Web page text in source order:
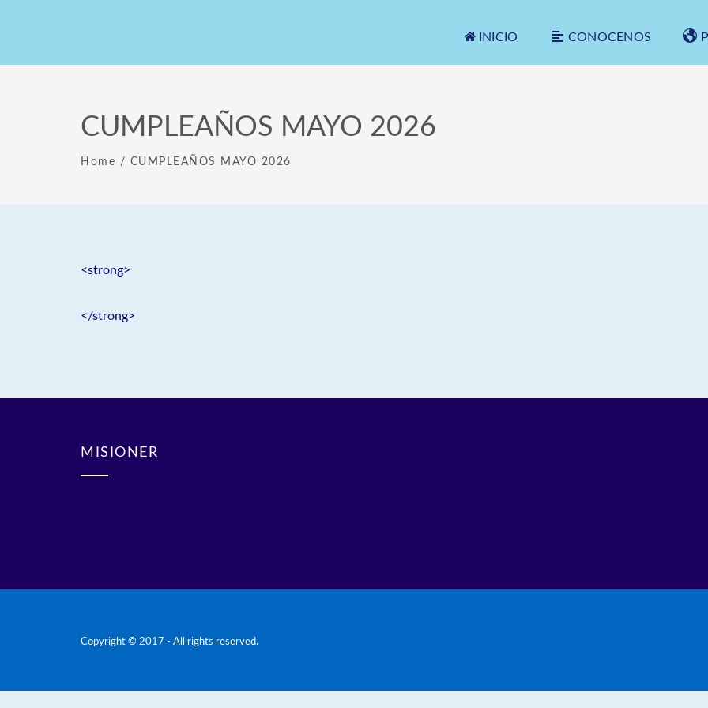
INICIO CONOCENOS
CUMPLEAÑOS MAYO 2026
Home / CUMPLEAÑOS MAYO 2026
<strong>
</strong>
MISIONER
Copyright © 2017 - All rights reserved.